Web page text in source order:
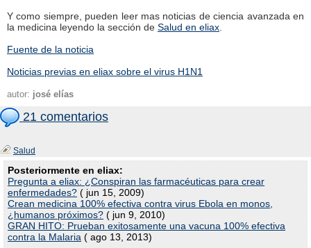
Y como siempre, pueden leer mas noticias de ciencia avanzada en
la medicina leyendo la sección de Salud en eliax
Fuente de la noticia
Noticias previas en eliax sobre el virus H1N1
autor: josé elías
21 comentarios
Salud
Posteriormente en eliax:
Pregunta a eliax: ¿Conspiran las farmacéuticas para crear
enfermedades? ( jun 15, 2009)
Crean medicina 100% efectiva contra virus Ebola en monos,
¿humanos próximos? ( jun 9, 2010)
GRAN HITO: Prueban exitosamente una vacuna 100% efectiva
contra la Malaria ( ago 13, 2013)